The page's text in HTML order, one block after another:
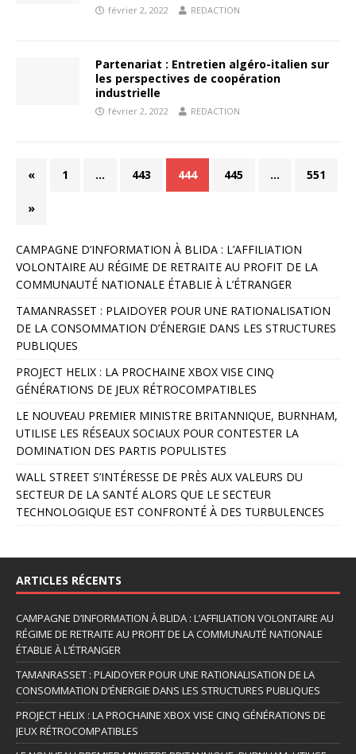
février 2, 2022 REDACTION
Partenariat : Entretien algéro-italien sur
les perspectives de coopération
industrielle
février 2, 2022 REDACTION
« 1 … 443 444 445 … 551
»
CAMPAGNE D’INFORMATION À BLIDA : L’AFFILIATION
VOLONTAIRE AU RÉGIME DE RETRAITE AU PROFIT DE LA
COMMUNAUTÉ NATIONALE ÉTABLIE À L’ÉTRANGER
TAMANRASSET : PLAIDOYER POUR UNE RATIONALISATION
DE LA CONSOMMATION D’ÉNERGIE DANS LES STRUCTURES
PUBLIQUES
PROJECT HELIX : LA PROCHAINE XBOX VISE CINQ
GÉNÉRATIONS DE JEUX RÉTROCOMPATIBLES
LE NOUVEAU PREMIER MINISTRE BRITANNIQUE, BURNHAM,
UTILISE LES RÉSEAUX SOCIAUX POUR CONTESTER LA
DOMINATION DES PARTIS POPULISTES
WALL STREET S’INTÉRESSE DE PRÈS AUX VALEURS DU
SECTEUR DE LA SANTÉ ALORS QUE LE SECTEUR
TECHNOLOGIQUE EST CONFRONTÉ À DES TURBULENCES
ARTICLES RÉCENTS
CAMPAGNE D’INFORMATION À BLIDA : L’AFFILIATION VOLONTAIRE AU
RÉGIME DE RETRAITE AU PROFIT DE LA COMMUNAUTÉ NATIONALE
ÉTABLIE À L’ÉTRANGER
TAMANRASSET : PLAIDOYER POUR UNE RATIONALISATION DE LA
CONSOMMATION D’ÉNERGIE DANS LES STRUCTURES PUBLIQUES
PROJECT HELIX : LA PROCHAINE XBOX VISE CINQ GÉNÉRATIONS DE
JEUX RÉTROCOMPATIBLES